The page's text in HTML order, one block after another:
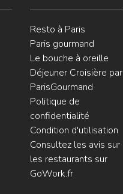
Resto à Paris
Paris gourmand
Le bouche à oreille
Déjeuner Croisière par
ParisGourmand
Politique de
confidentialité
Condition d'utilisation
Consultez les avis sur
les restaurants sur
GoWork.fr